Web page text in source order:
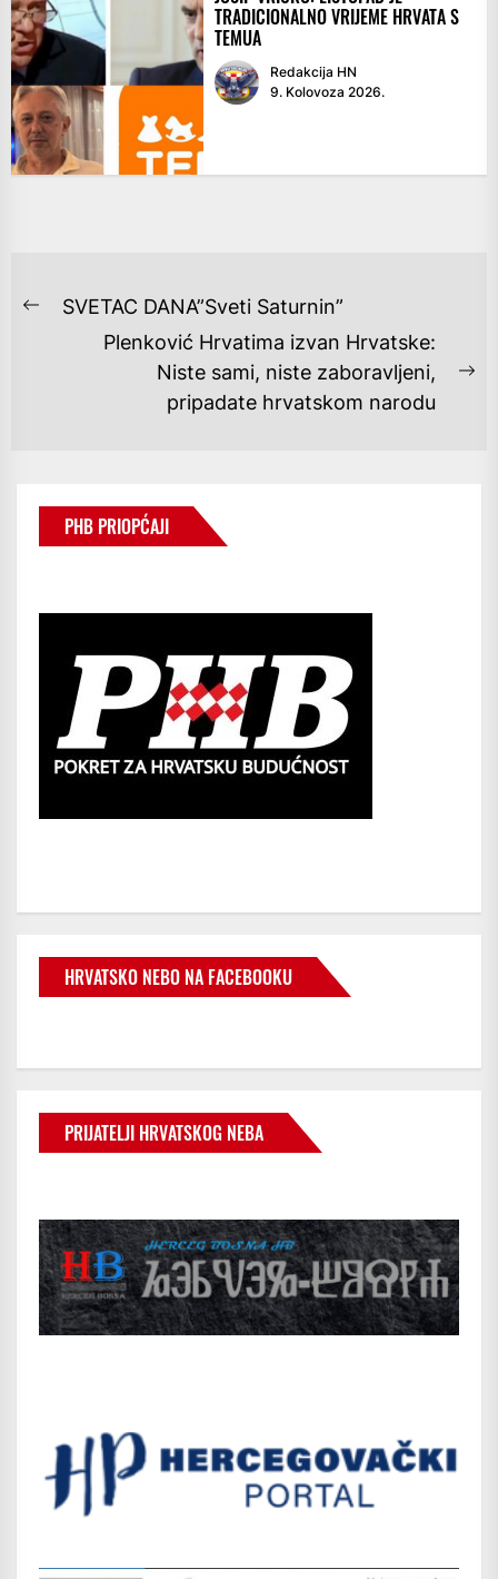
TRADICIONALNO VRIJEME HRVATA S
TEMUA
Redakcija HN
9. Kolovoza 2026.
NAVIGACIJA
OBJAVA
Previous
SVETAC DANA”Sveti Saturnin”
Plenković Hrvatima izvan Hrvatske:
Niste sami, niste zaboravljeni,
pripadate hrvatskom narodu
PHB PRIOPĆAJI
HRVATSKO NEBO NA FACEBOOKU
PRIJATELJI HRVATSKOG NEBA